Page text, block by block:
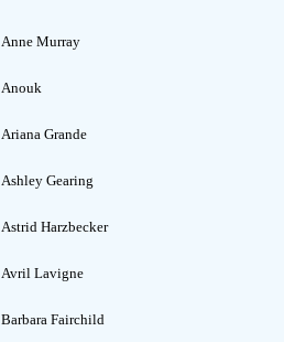
Anne Murray
Anouk
Ariana Grande
Ashley Gearing
Astrid Harzbecker
Avril Lavigne
Barbara Fairchild